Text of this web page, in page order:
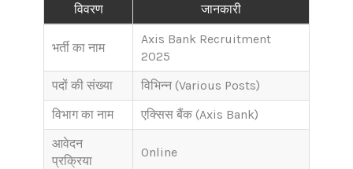
विवरण जानकारी
भर्ती का नाम
Axis Bank Recruitment
2025
पदों की संख्या
विभिन्न (Various Posts)
विभाग का नाम
एक्सिस बैंक (Axis Bank)
आवेदन
प्रक्रिया
Online